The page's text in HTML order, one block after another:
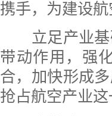
携手，为建设
立足产业基
带动作用，强
合，加快形成
抢占航空产业